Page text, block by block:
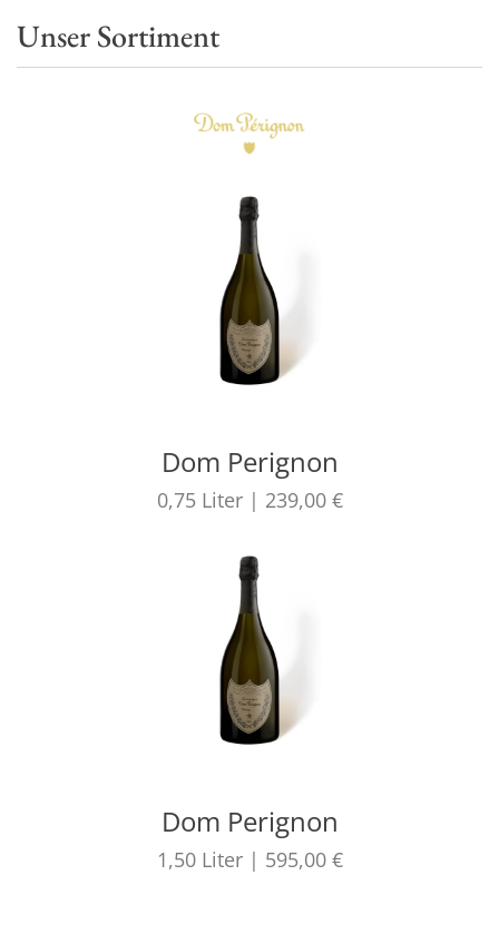
Unser Sortiment
Dom Perignon
0,75 Liter | 239,00 €
Dom Perignon
1,50 Liter | 595,00 €